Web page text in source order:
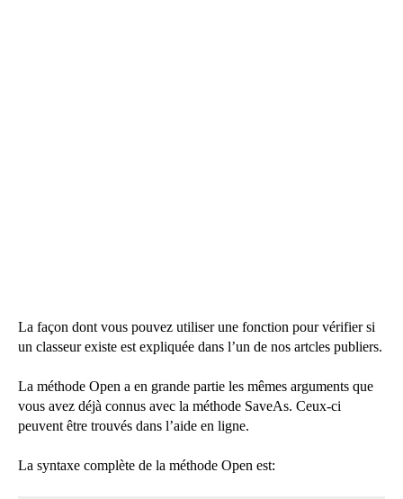
La façon dont vous pouvez utiliser une fonction pour vérifier si
un classeur existe est expliquée dans l’un de nos artcles publiers.
La méthode Open a en grande partie les mêmes arguments que
vous avez déjà connus avec la méthode SaveAs. Ceux-ci
peuvent être trouvés dans l’aide en ligne.
La syntaxe complète de la méthode Open est: